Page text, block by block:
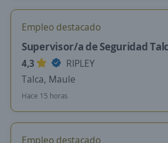
Empleo destacado
Supervisor/a de Seguridad
4,3
RIPLEY
Talca, Maule
Hace 15 horas
Empleo destacado